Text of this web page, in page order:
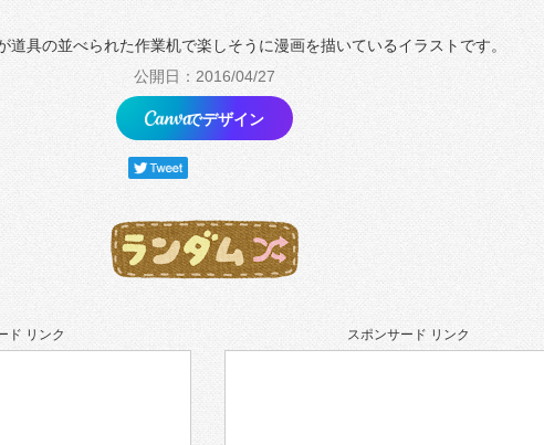
道具の並べられた作業机で楽しそうに漫画を描いているイラストです。
公開日：2016/04/27
でデザイン
ド リンク スポンサード リンク